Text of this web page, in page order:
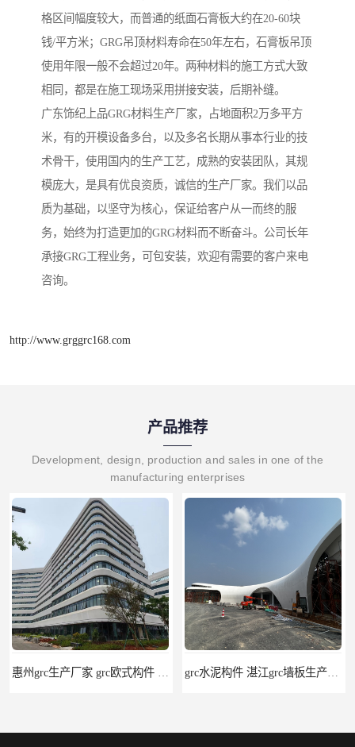
格区间幅度较大，而普通的纸面石膏板大约在20-60块
钱/平方米；GRG吊顶材料寿命在50年左右，石膏板吊顶
使用年限一般不会超过20年。两种材料的施工方式大致
相同，都是在施工现场采用拼接安装，后期补缝。
广东饰纪上品GRG材料生产厂家，占地面积2万多平方
米，有的开模设备多台，以及多名长期从事本行业的技
术骨干，使用国内的生产工艺，成熟的安装团队，其规
模庞大，是具有优良资质，诚信的生产厂家。我们以品
质为基础，以坚守为核心，保证给客户从一而终的服
务，始终为打造更加的GRG材料而不断奋斗。公司长年
承接GRG工程业务，可包安装，欢迎有需要的客户来电
咨询。
http://www.grggrc168.com
产品推荐
Development, design, production and sales in one of the
manufacturing enterprises
惠州grc生产厂家 grc欧式构件 20年行业经验 grc水泥构件 湛江grc墙板生产商 生产安装一条龙